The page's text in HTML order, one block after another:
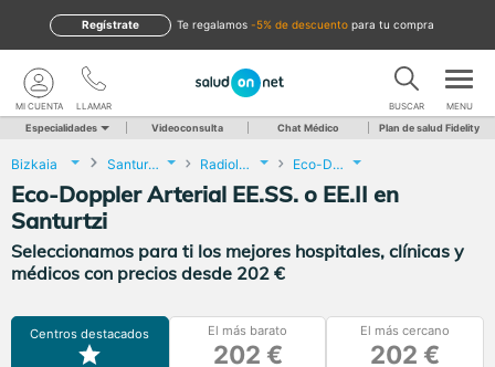
te regalamos -5% de descuento para tu compra
Regístrate
LLAMAR
MI CUENTA BUSCAR MENU
Especialidades Videoconsulta Chat Médico Plan de salud Fidelity
Bizkaia Santurtzi Radiología Eco-Doppler Arterial EE.SS. o EE.II
Eco-Doppler Arterial EE.SS. o EE.II en
Santurtzi
Seleccionamos para ti los mejores hospitales, clínicas y
médicos con precios desde 202 €
Centros destacados El más barato
202 €
El más cercano
202 €